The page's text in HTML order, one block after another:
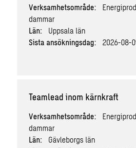
Verksamhetsområde:
dammar
Län:
Uppsala län
Sista ansökningsdag:
2026-08-
Teamlead inom kärnkraft
Verksamhetsområde:
dammar
Län:
Gävleborgs län